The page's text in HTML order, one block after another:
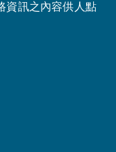
資訊之內容供人點